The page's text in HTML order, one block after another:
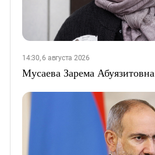
14:30, 6 августа 2026
Мусаева Зарема Абуязитовна